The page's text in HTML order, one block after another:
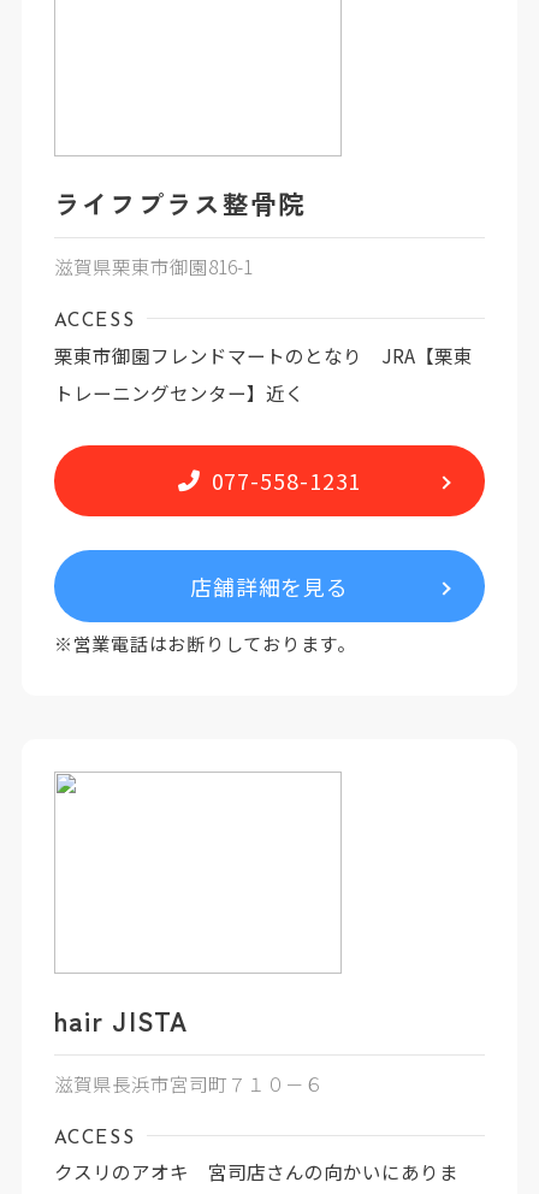
ライフプラス整骨院
滋賀県栗東市御園816-1
ACCESS
栗東市御園フレンドマートのとなり JRA【栗東
トレーニングセンター】近く
077-558-1231
店舗詳細を見る
※営業電話はお断りしております。
hair JISTA
滋賀県長浜市宮司町７１０－６
ACCESS
クスリのアオキ 宮司店さんの向かいにありま